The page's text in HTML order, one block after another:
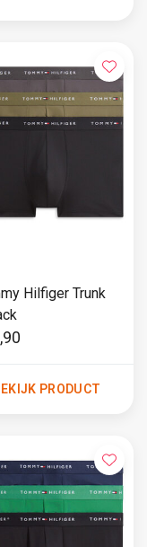
Hilfiger Trunk
PRODUCT